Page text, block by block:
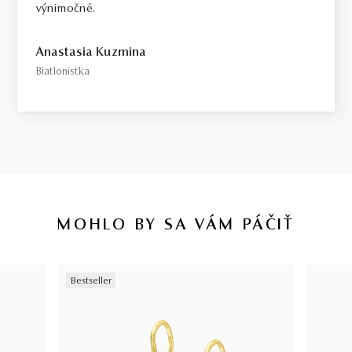
výnimočné.
Anastasia Kuzmina
Biatlonistka
MOHLO BY SA VÁM PÁČIŤ
Bestseller